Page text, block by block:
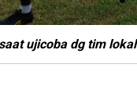
ujicoba dg tim lokal